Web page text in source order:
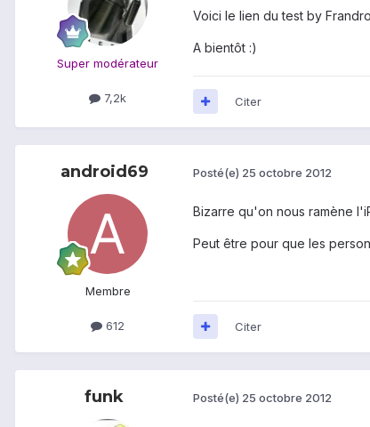
Super modérateur
7,2k
Voici le lien du test by
A bientôt :)
Citer
android69
Membre
612
Posté(e) 25 octobre 2012
Bizarre qu'on nous ramène
Peut être pour que les
Citer
funk Posté(e) 25 octobre 2012